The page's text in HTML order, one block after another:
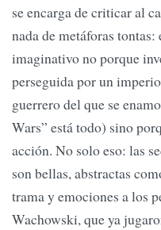
se encarga de criticar al
nada de metáforas
imaginativo no porque
perseguida por un
guerrero del que se
Wars” está todo) sino
acción. No solo eso: las
son bellas, abstractas
trama y emociones a los
Wachowski, que ya